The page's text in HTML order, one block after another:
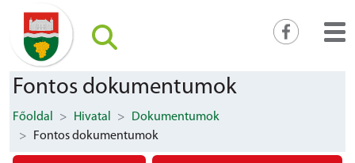
Fontos dokumentumok
Főoldal Hivatal
Dokumentumok
Fontos dokumentumok